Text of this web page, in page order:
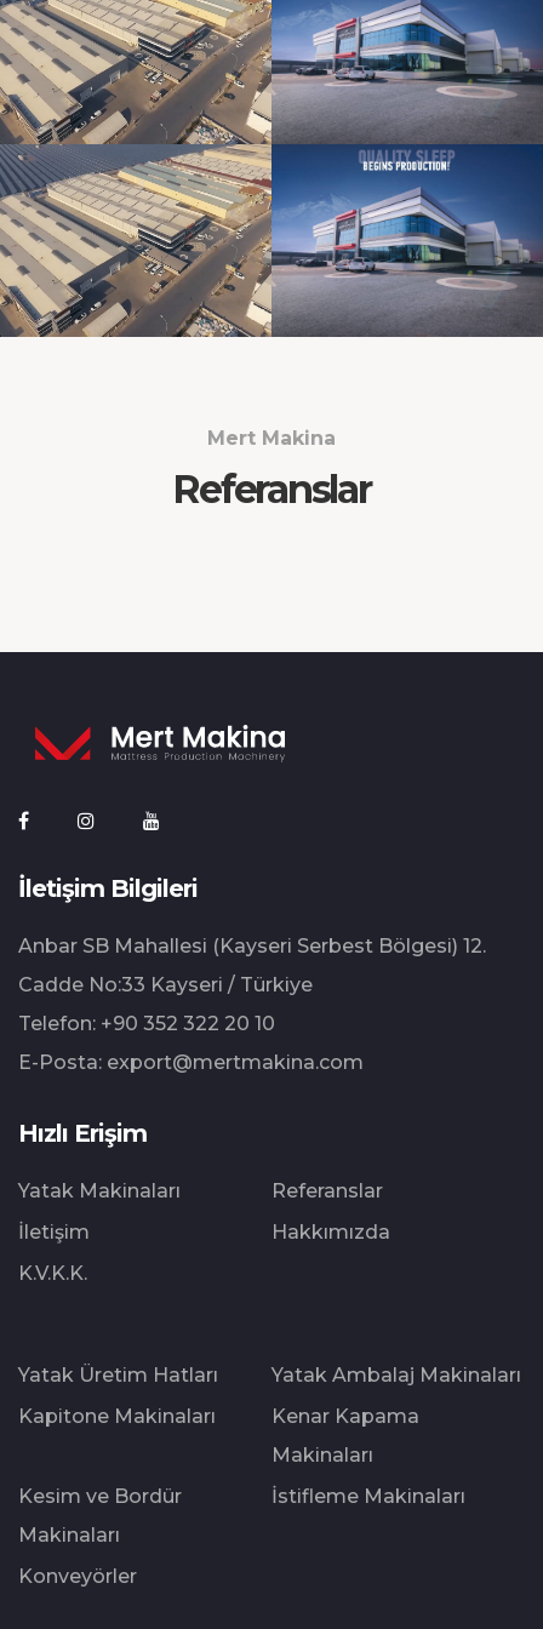
Mert Makina
Referanslar
İletişim Bilgileri
Anbar SB Mahallesi (Kayseri Serbest Bölgesi) 12.⁠
⁠Cadde No:33 Kayseri / Türkiye
Telefon: +90 352 322 20 10
E-Posta: export@mertmakina.com
Hızlı Erişim
Yatak Makinaları
Referanslar
İletişim
Hakkımızda
K.V.K.K.
Yatak Üretim Hatları
Yatak Ambalaj Makinaları
Kapitone Makinaları
Kenar Kapama
Makinaları
Kesim ve Bordür
Makinaları
İstifleme Makinaları
Konveyörler